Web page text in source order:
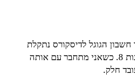
חשבון הגוגל לדיסקורס נתקלת
בהודעת שגיאה גם באייפד וגם החלונות 8. כשאני מתחבר עם אותה
חלק.